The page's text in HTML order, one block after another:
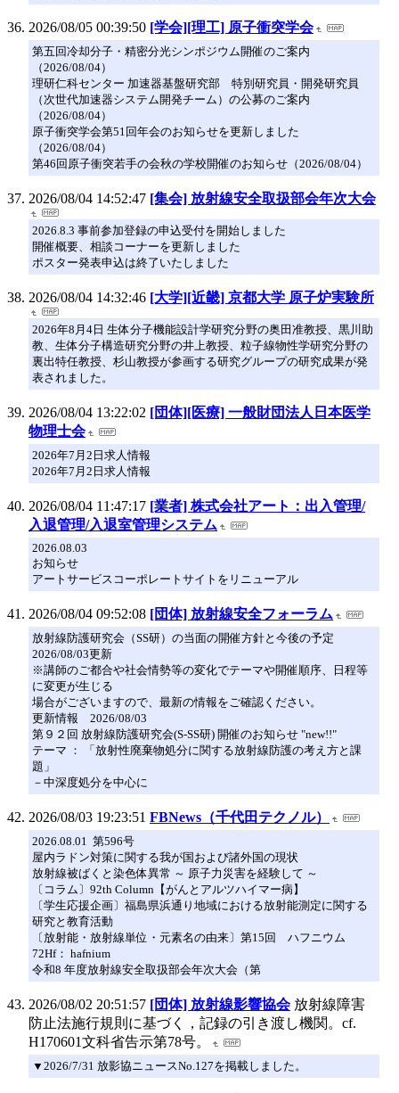
2026/08/05 00:39:50 [学会][理工] 原子衝突学会
第五回冷却分子・精密分光シンポジウム開催のご案内
（2026/08/04）
理研仁科センター 加速器基盤研究部 特別研究員・開発研究員
（次世代加速器システム開発チーム）の公募のご案内
（2026/08/04）
原子衝突学会第51回年会のお知らせを更新しました
（2026/08/04）
第46回原子衝突若手の会秋の学校開催のお知らせ（2026/08/04）
2026/08/04 14:52:47 [集会] 放射線安全取扱部会年次大会
2026.8.3 事前参加登録の申込受付を開始しました
開催概要、相談コーナーを更新しました
ポスター発表申込は終了いたしました
2026/08/04 14:32:46 [大学][近畿] 京都大学 原子炉実験所
2026年8月4日 生体分子機能設計学研究分野の奥田准教授、黒川助
教、生体分子構造研究分野の井上教授、粒子線物性学研究分野の
裏出特任教授、杉山教授が参画する研究グループの研究成果が発
表されました。
2026/08/04 13:22:02 [団体][医療] 一般財団法人日本医学
物理士会
2026年7月2日求人情報
2026年7月2日求人情報
2026/08/04 11:47:17 [業者] 株式会社アート：出入管理/
入退管理/入退室管理システム
2026.08.03
お知らせ
アートサービスコーポレートサイトをリニューアル
2026/08/04 09:52:08 [団体] 放射線安全フォーラム
放射線防護研究会（SS研）の当面の開催方針と今後の予定
2026/08/03更新
※講師のご都合や社会情勢等の変化でテーマや開催順序、日程等
に変更が生じる
場合がございますので、最新の情報をご確認ください。
更新情報 2026/08/03
第９２回 放射線防護研究会(S-SS研) 開催のお知らせ "new!!"
テーマ ： 「放射性廃棄物処分に関する放射線防護の考え方と課
題」
－中深度処分を中心に
2026/08/03 19:23:51 FBNews（千代田テクノル）
2026.08.01 第596号
屋内ラドン対策に関する我が国および諸外国の現状
放射線被ばくと染色体異常 ～ 原子力災害を経験して ～
〔コラム〕92th Column【がんとアルツハイマー病】
〔学生応援企画〕福島県浜通り地域における放射能測定に関する
研究と教育活動
〔放射能・放射線単位・元素名の由来〕第15回 ハフニウム
72Hf： hafnium
令和8 年度放射線安全取扱部会年次大会（第
2026/08/02 20:51:57 [団体] 放射線影響協会 放射線障害
防止法施行規則に基づく，記録の引き渡し機関。cf.
H170601文科省告示第78号。
▼2026/7/31 放影協ニュースNo.127を掲載しました。